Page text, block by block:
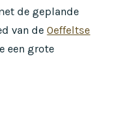
de geplande
van deOeffeltse
een grote